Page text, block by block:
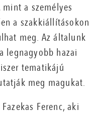
a személyes
a szakkiállításokon
meg. Az általunk
legnagyobb hazai
tematikájú
meg magukat.
Ferenc, aki